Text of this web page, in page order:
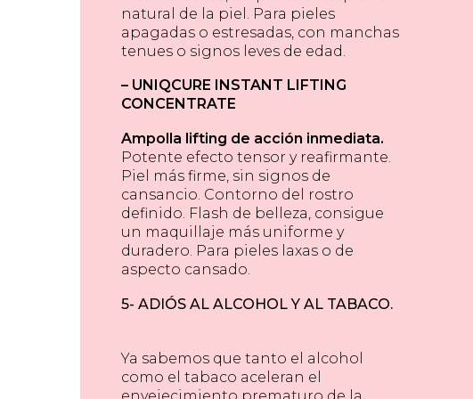
natural de la piel. Para pieles
apagadas o estresadas, con manchas
tenues o signos leves de edad.
– UNIQCURE INSTANT LIFTING
CONCENTRATE
Ampolla lifting de acción inmediata.
Potente efecto tensor y reafirmante.
Piel más firme, sin signos de
cansancio. Contorno del rostro
definido. Flash de belleza, consigue
un maquillaje más uniforme y
duradero. Para pieles laxas o de
aspecto cansado.
5- ADIÓS AL ALCOHOL Y AL TABACO.
Ya sabemos que tanto el alcohol
como el tabaco aceleran el